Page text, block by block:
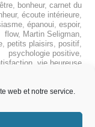
web et notre service.
, bonheur, carnet du
, écoute intérieure,
, épanoui, espoir,
flow, Martin Seligman,
, petits plaisirs, positif,
psychologie positive,
, vie heureuse